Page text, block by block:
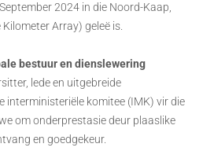
2024 in die Noord-Kaap,
Array) geleë is.
bestuur en dienslewering
lede en uitgebreide
interministeriële komitee (IMK) vir die
om onderprestasie deur plaaslike
en goedgekeur.